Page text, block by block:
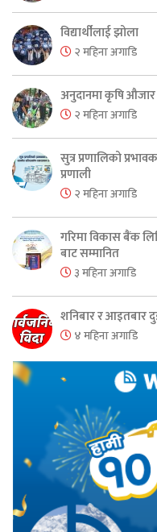
विद्यार्थीलाई झोला
२ महिना अगाडि
अनुदानमा कृषि
२ महिना अगाडि
सुत्र प्रणालिको
प्रणाली
२ महिना अगाडि
गरिमा विकास बैंक
बाट सम्मानित
३ महिना अगाडि
शनिबार र आइतबार
४ महिना अगाडि